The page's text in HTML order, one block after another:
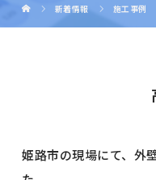
新着情報 施工事例
姫路市の現場にて、外